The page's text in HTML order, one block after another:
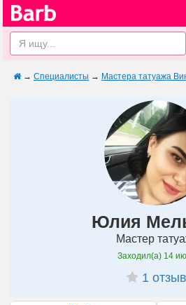
→ Специалисты → Мастера татуажа
Юлия
Мастер
Заходил(а) 14
1 отзыв